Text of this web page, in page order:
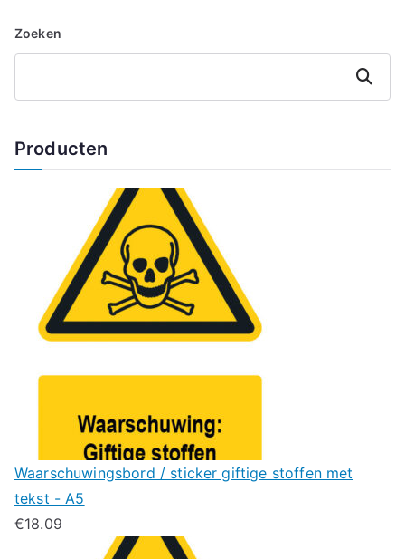
Zoeken
Zoeken
Producten
Waarschuwingsbord / sticker giftige stoffen met
tekst - A5
€18.09